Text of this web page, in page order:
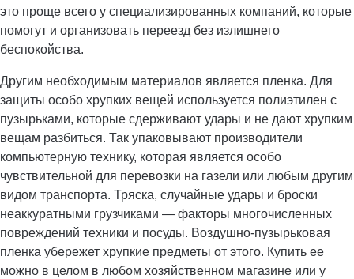
это проще всего у специализированных компаний, которые
помогут и организовать переезд без излишнего
беспокойства.
Другим необходимым материалов является пленка. Для
защиты особо хрупких вещей используется полиэтилен с
пузырьками, которые сдерживают удары и не дают хрупким
вещам разбиться. Так упаковывают производители
компьютерную технику, которая является особо
чувствительной для перевозки на газели или любым другим
видом транспорта. Тряска, случайные удары и броски
неаккуратными грузчиками — факторы многочисленных
повреждений техники и посуды. Воздушно-пузырьковая
пленка убережет хрупкие предметы от этого. Купить ее
можно в целом в любом хозяйственном магазине или у